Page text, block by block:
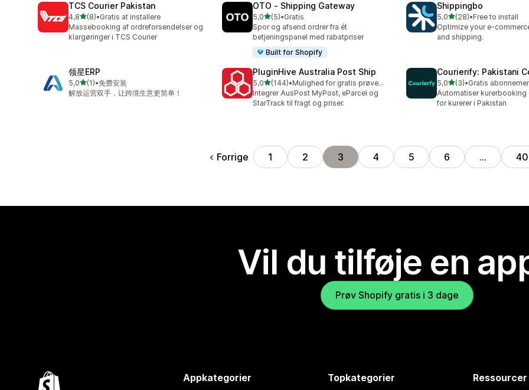
TCS Courier Pakistan
4,8ud af 5 stjerner
(8)
8 anmeldelser i alt
•Gratis at installere
Massebooking af ordreforsendelser og
klargøringer i TCS Courier
OTO ‑ Shipping Gateway
5,0ud af 5 stjerner
(5)
5 anmeldelser i alt
•Gratis
Spor og afsend ordrer fra ét
betjeningspanel med rabatpriser
Built for Shopify
Shippingbo
5,0ud af 5 stjerner
(28)
28 anmeldelser i alt
•Free to install
Optimize your e-
and shipping.
领星ERP
5,0ud af 5 stjerner
(1)
1 anmeldelser i alt
•免费安装
解放运营双手，让跨境生意更简单！
PluginHive Australia Post Ship
5,0ud af 5 stjerner
(144)
144 anmeldelser i alt
•
Mulighed for gratis prøveperiode
Integrer AusPost MyPost, eParcel og
StarTrack til fragt og priser.
Courierify: Pakistani
5,0ud af 5 stjerner
(3)
3 anmeldelser i alt
•
Automatiser kurerbooking
for kurerer i Pakistan
Forrige 1 2 3 4 5 6 … 40
Vil du tilføje en
Prøv Shopify gratis i 3 dage
Appkategorier Topkategorier Ressourcer